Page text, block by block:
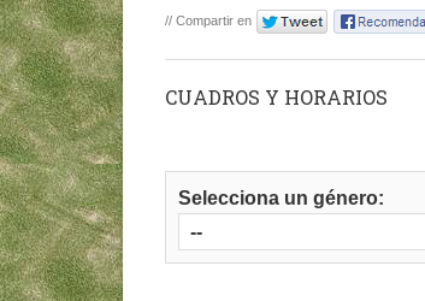
// Compartir en
CUADROS Y HORARIOS
Selecciona un género: